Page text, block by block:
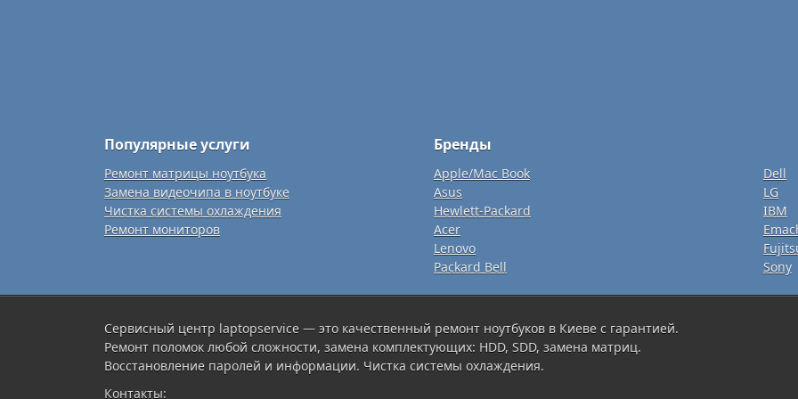
Популярные услуги Бренды
Ремонт матрицы ноутбука
Замена видеочипа в ноутбуке
Чистка системы охлаждения
Ремонт мониторов
Apple/Mac Book
Asus
Hewlett-Packard
Acer
Lenovo
Packard Bell
Dell
LG
IBM
Sony
Сервисный центр laptopservice — это качественный ремонт ноутбуков в Киеве с гарантией.
Ремонт поломок любой сложности, замена комплектующих: HDD, SDD, замена матриц.
Восстановление паролей и информации. Чистка системы охлаждения.
Контакты: